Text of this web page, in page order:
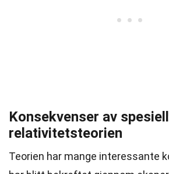
Konsekvenser av
relativitetsteorien
Teorien har mange interessante